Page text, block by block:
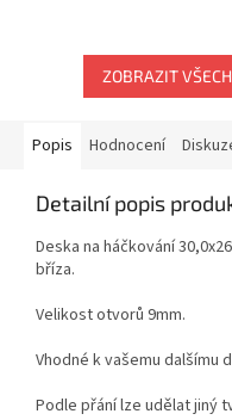
ZOBRAZIT
Popis Hodnocení
Detailní popis
Deska na háčkování
bříza.
Velikost otvorů 9mm.
Vhodné k vašemu dalšímu
Podle přání lze udělat jiný